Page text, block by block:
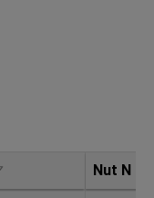
Nut N